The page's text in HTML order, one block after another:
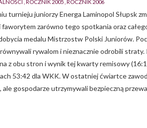
ROCZNIK 2005 ROCZNIK 2006
turnieju juniorzy Energa Laminopol Słupsk
faworytem zarówno tego spotkania oraz
medalu Mistrzostw Polski Juniorów.
rywalom i nieznacznie odrobili
z obu stron i wynik tej kwarty remisowy
53:42 dla WKK. W ostatniej ćwiartce
gospodarze utrzymywali bezpieczną